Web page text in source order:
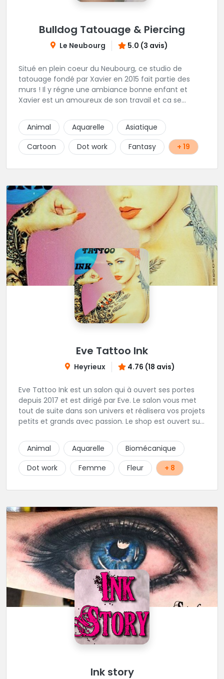
Bulldog Tatouage & Piercing
Le Neubourg 5.0 (3 avis)
Situé en plein coeur du Neubourg, ce studio de
tatouage fondé par Xavier en 2015 fait partie des
murs ! Il y régne une ambiance bonne enfant et
Xavier est un amoureux de son travail et ca se
Animal
Aquarelle
Asiatique
Cartoon
Dot work Fantasy + 19
Eve Tattoo Ink
Heyrieux 4.76 (18 avis)
Eve Tattoo Ink est un salon qui à ouvert ses portes
depuis 2017 et est dirigé par Eve. Le salon vous met
tout de suite dans son univers et réalisera vos projets
petits et grands avec passion. Le shop est ouvert sur
Joignable par SMS pour toutes demande de RDV
Animal Aquarelle
Biomécanique
Dot work
Femme Fleur + 8
Ink story